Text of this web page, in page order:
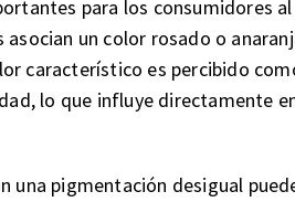
para los consumidores
un color rosado o
característico es percibido
lo que influye directamente
una pigmentación desigual